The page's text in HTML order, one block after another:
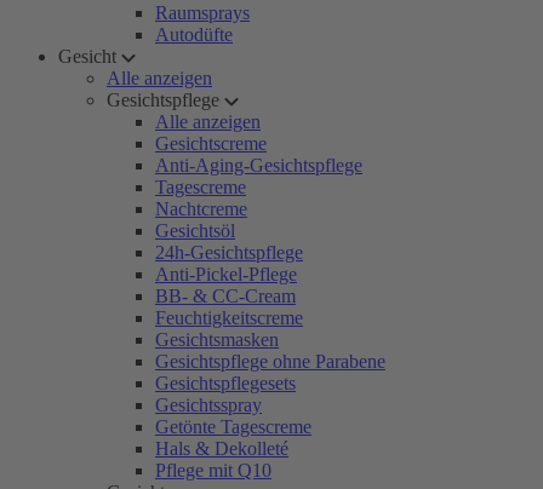
Raumsprays
Autodüfte
Gesicht
Alle anzeigen
Gesichtspflege
Alle anzeigen
Gesichtscreme
Anti-Aging-Gesichtspflege
Tagescreme
Nachtcreme
Gesichtsöl
24h-Gesichtspflege
Anti-Pickel-Pflege
BB- & CC-Cream
Feuchtigkeitscreme
Gesichtsmasken
Gesichtspflege ohne Parabene
Gesichtspflegesets
Gesichtsspray
Getönte Tagescreme
Hals & Dekolleté
Pflege mit Q10